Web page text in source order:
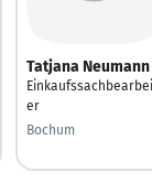
Tatjana Neumann
er
Bochum